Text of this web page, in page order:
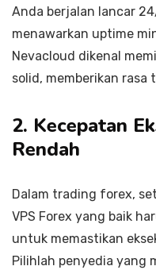
Anda berjalan lancar
menawarkan uptime
Nevacloud dikenal
solid, memberikan rasa
2. Kecepatan
Rendah
Dalam trading forex,
VPS Forex yang baik
untuk memastikan
Pilihlah penyedia yang